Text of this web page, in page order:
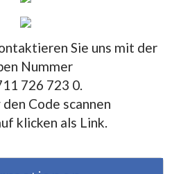
Sie uns mit der
Nummer
726 723 0.
Code scannen
klicken als Link.